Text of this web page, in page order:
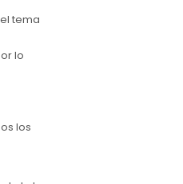
tema
lo
los